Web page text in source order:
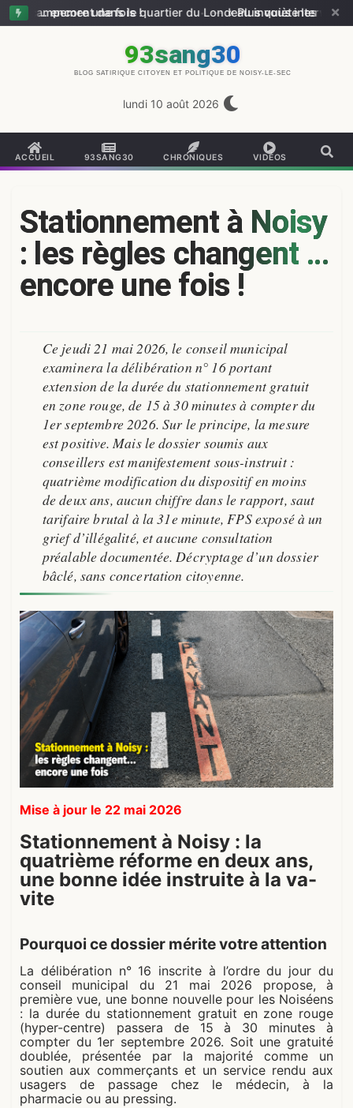
une fois !
dans le quartier du Londeau inquiète les riverains
— « Plus vous intervenez, plus
93sang30
BLOG SATIRIQUE CITOYEN ET POLITIQUE DE NOISY-LE-SEC
lundi 10 août 2026
ACCUEIL 93SANG30 CHRONIQUES VIDÉOS
Stationnement à Noisy
: les règles changent …
encore une fois !
Ce jeudi 21 mai 2026, le conseil municipal
examinera la délibération n° 16 portant
extension de la durée du stationnement gratuit
en zone rouge, de 15 à 30 minutes à compter du
1er septembre 2026. Sur le principe, la mesure
est positive. Mais le dossier soumis aux
conseillers est manifestement sous-instruit :
quatrième modification du dispositif en moins
de deux ans, aucun chiffre dans le rapport, saut
tarifaire brutal à la 31e minute, FPS exposé à un
grief d’illégalité, et aucune consultation
préalable documentée. Décryptage d’un dossier
bâclé, sans concertation citoyenne.
Mise à jour le 22 mai 2026
Stationnement à Noisy : la
quatrième réforme en deux ans,
une bonne idée instruite à la va-
vite
Pourquoi ce dossier mérite votre attention
La délibération n° 16 inscrite à l’ordre du jour du
conseil municipal du 21 mai 2026 propose, à
première vue, une bonne nouvelle pour les Noiséens
: la durée du stationnement gratuit en zone rouge
(hyper-centre) passera de 15 à 30 minutes à
compter du 1er septembre 2026. Soit une gratuité
doublée, présentée par la majorité comme un
soutien aux commerçants et un service rendu aux
usagers de passage chez le médecin, à la
pharmacie ou au pressing.